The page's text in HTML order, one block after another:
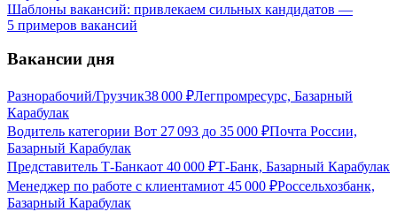
Шаблоны вакансий: привлекаем сильных кандидатов —
5 примеров вакансий
Вакансии дня
Разнорабочий/Грузчик38 000 ₽Легпромресурс, Базарный
Карабулак
Водитель категории Вот 27 093 до 35 000 ₽Почта России,
Базарный Карабулак
Представитель Т-Банкаот 40 000 ₽Т-Банк, Базарный Карабулак
Менеджер по работе с клиентамиот 45 000 ₽Россельхозбанк,
Базарный Карабулак